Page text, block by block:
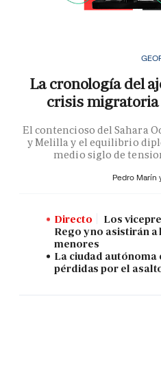
La cronología del
crisis migratoria
El contencioso del Sahara
y Melilla y el equilibrio
medio siglo de
Pedro Marín
Directo
Los
Rego y no asistirán
menores
La ciudad autónoma
pérdidas por el